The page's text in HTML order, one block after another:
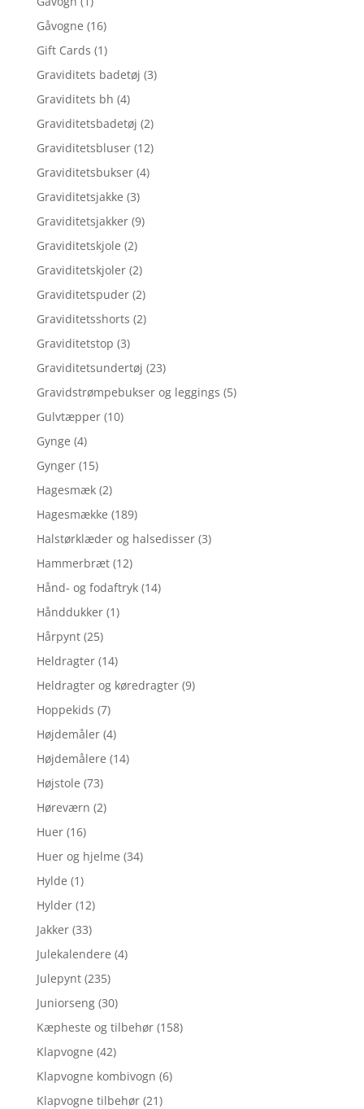
Gåvogne (16)
Gift Cards (1)
Graviditets badetøj (3)
Graviditets bh (4)
Graviditetsbadetøj (2)
Graviditetsbluser (12)
Graviditetsbukser (4)
Graviditetsjakke (3)
Graviditetsjakker (9)
Graviditetskjole (2)
Graviditetskjoler (2)
Graviditetspuder (2)
Graviditetsshorts (2)
Graviditetstop (3)
Graviditetsundertøj (23)
Gravidstrømpebukser og leggings (5)
Gulvtæpper (10)
Gynge (4)
Gynger (15)
Hagesmæk (2)
Hagesmække (189)
Halstørklæder og halsedisser (3)
Hammerbræt (12)
Hånd- og fodaftryk (14)
Hånddukker (1)
Hårpynt (25)
Heldragter (14)
Heldragter og køredragter (9)
Hoppekids (7)
Højdemåler (4)
Højdemålere (14)
Højstole (73)
Høreværn (2)
Huer (16)
Huer og hjelme (34)
Hylde (1)
Hylder (12)
Jakker (33)
Julekalendere (4)
Julepynt (235)
Juniorseng (30)
Kæpheste og tilbehør (158)
Klapvogne (42)
Klapvogne kombivogn (6)
Klapvogne tilbehør (21)